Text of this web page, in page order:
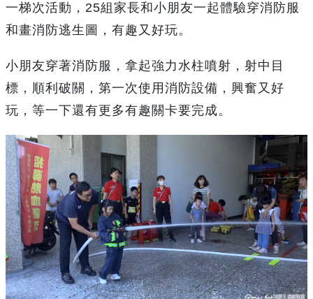
一梯次活動，25組家長和小朋友一起體驗穿消防服
和畫消防逃生圖，有趣又好玩。
小朋友穿著消防服，拿起強力水柱噴射，射中目
標，順利破關，第一次使用消防設備，興奮又好
玩，等一下還有更多有趣關卡要完成。